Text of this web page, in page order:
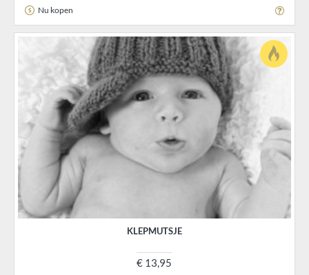
Nu kopen
KLEPMUTSJE
€ 13,95